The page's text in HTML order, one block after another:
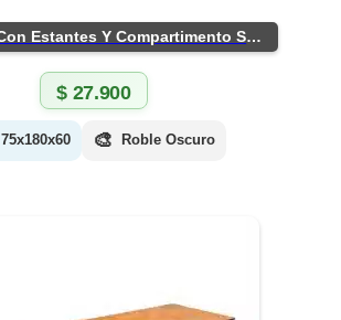
Escritorio Con Estantes Y Compartimento Seguro
$27.900
75x180x60 🎨 Roble Oscuro